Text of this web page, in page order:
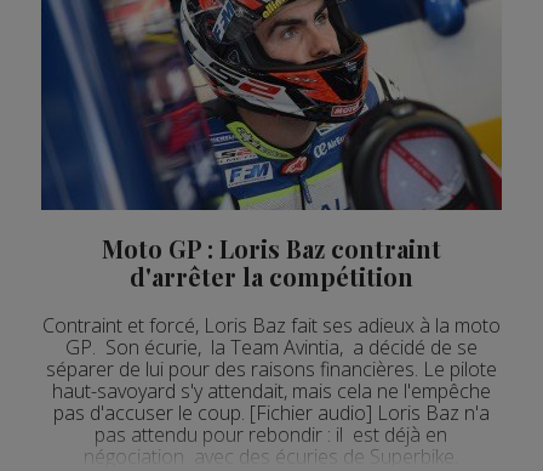
Moto GP : Loris Baz contraint
d'arrêter la compétition
Contraint et forcé, Loris Baz fait ses adieux à la moto
GP. Son écurie, la Team Avintia, a décidé de se
séparer de lui pour des raisons financières. Le pilote
haut-savoyard s'y attendait, mais cela ne l'empêche
pas d'accuser le coup. [Fichier audio] Loris Baz n'a
pas attendu pour rebondir : il est déjà en
négociation avec des écuries de Superbike.